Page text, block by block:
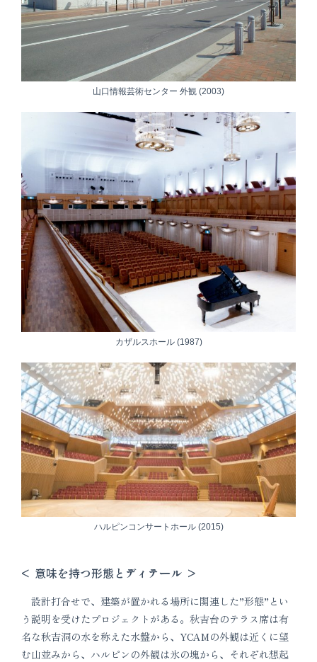
山口情報芸術センター 外観 (2003)
カザルスホール (1987)
ハルピンコンサートホール (2015)
< 意味を持つ形態とディテール >
設計打合せで、建築が置かれる場所に関連した”形態”とい
う説明を受けたプロジェクトがある。秋吉台のテラス席は有
名な秋吉洞の水を称えた水盤から、YCAMの外観は近くに望
む山並みから、ハルピンの外観は氷の塊から、それぞれ想起